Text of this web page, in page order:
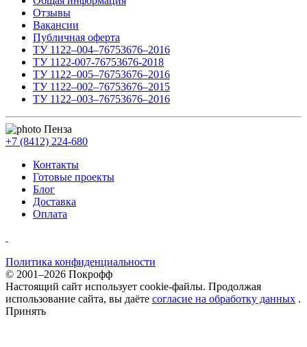
Отзывы
Вакансии
Публичная оферта
ТУ 1122–004–76753676–2016
ТУ 1122-007-76753676-2018
ТУ 1122–005–76753676–2016
ТУ 1122–002–76753676–2015
ТУ 1122–003–76753676–2016
Пенза
+7 (8412) 224-680
Контакты
Готовые проекты
Блог
Доставка
Оплата
Политика конфиденциальности
© 2001–2026 Покрофф
Настоящий сайт использует cookie-файлы. Продолжая
использование сайта, вы даёте согласие на обработку данных .
Принять